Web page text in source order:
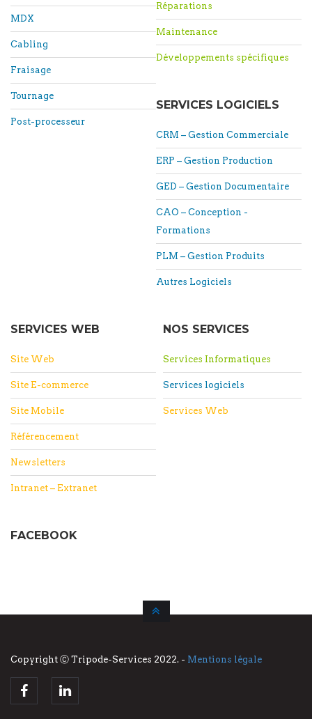
MDX
Cabling
Fraisage
Tournage
Post-processeur
Réparations
Maintenance
Développements spécifiques
SERVICES LOGICIELS
CRM – Gestion Commerciale
ERP – Gestion Production
GED – Gestion Documentaire
CAO – Conception -
Formations
PLM – Gestion Produits
Autres Logiciels
SERVICES WEB
Site Web
Site E-commerce
Site Mobile
Référencement
Newsletters
Intranet – Extranet
NOS SERVICES
Services Informatiques
Services logiciels
Services Web
FACEBOOK
Copyright Ⓒ Tripode-Services 2022. - Mentions légale